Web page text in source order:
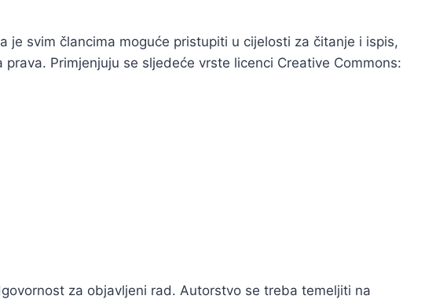
svim člancima moguće pristupiti u cijelosti za čitanje i ispis,
Primjenjuju se sljedeće vrste licenci Creative Commons:
za objavljeni rad. Autorstvo se treba temeljiti na